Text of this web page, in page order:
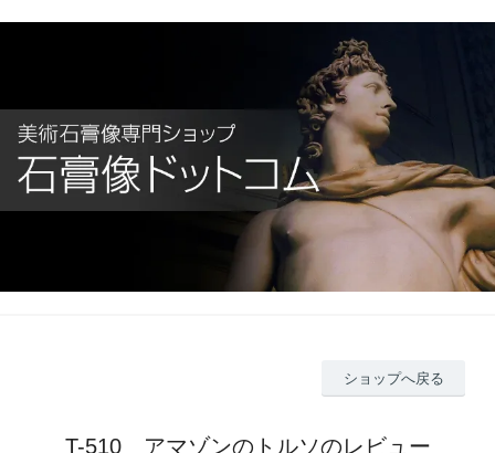
ショップへ戻る
T-510 アマゾンのトルソのレビュー